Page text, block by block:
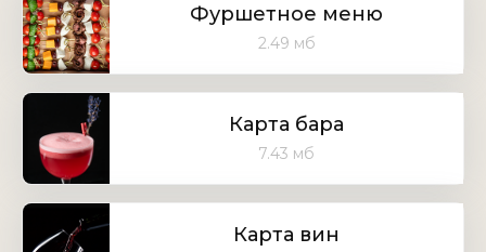
Фуршетное меню
2.49 мб
Карта бара
7.43 мб
Карта вин